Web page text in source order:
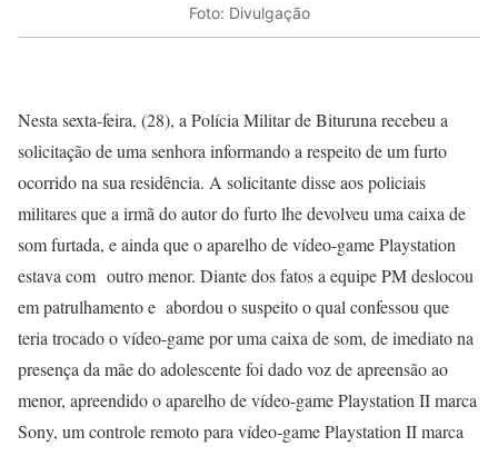
Foto: Divulgação
Nesta sexta-feira, (28), a Polícia Militar de Bituruna recebeu a
solicitação de uma senhora informando a respeito de um furto
ocorrido na sua residência. A solicitante disse aos policiais
militares que a irmã do autor do furto lhe devolveu uma caixa de
som furtada, e ainda que o aparelho de vídeo-game Playstation
estava com outro menor. Diante dos fatos a equipe PM deslocou
em patrulhamento e abordou o suspeito o qual confessou que
teria trocado o vídeo-game por uma caixa de som, de imediato na
presença da mãe do adolescente foi dado voz de apreensão ao
menor, apreendido o aparelho de vídeo-game Playstation II marca
Sony, um controle remoto para vídeo-game Playstation II marca